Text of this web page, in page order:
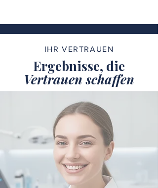
IHR VERTRAUEN
Ergebnisse, die
Vertrauen schaffen